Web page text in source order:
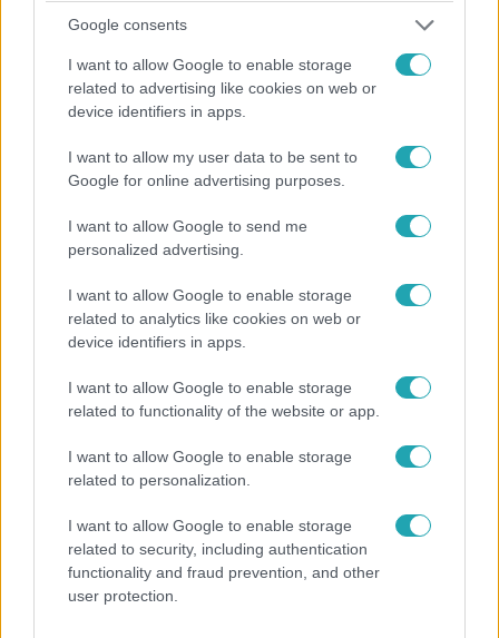
Google consents
I want to allow Google to enable storage
related to advertising like cookies on web or
device identifiers in apps.
I want to allow my user data to be sent to
Google for online advertising purposes.
I want to allow Google to send me
personalized advertising.
I want to allow Google to enable storage
related to analytics like cookies on web or
device identifiers in apps.
I want to allow Google to enable storage
related to functionality of the website or app.
I want to allow Google to enable storage
related to personalization.
I want to allow Google to enable storage
related to security, including authentication
functionality and fraud prevention, and other
user protection.
2023. szeptember 25. 12:23
Orbán Viktor a parlamentben: Magyarország nem
támogatja Ukrajnát, nem akarunk „migránsgettót”
A miniszterelnök szerint hazánk „a klímabajnokok
szemkilövetőzést Kocsis Máté hozta.